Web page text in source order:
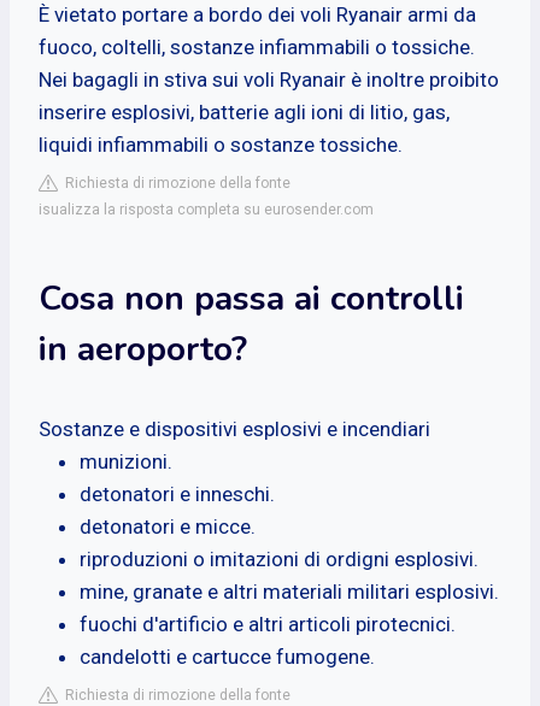
È vietato portare a bordo dei voli Ryanair armi da
fuoco, coltelli, sostanze infiammabili o tossiche.
Nei bagagli in stiva sui voli Ryanair è inoltre proibito
inserire esplosivi, batterie agli ioni di litio, gas,
liquidi infiammabili o sostanze tossiche.
Richiesta di rimozione della fonte
isualizza la risposta completa su eurosender.com
Cosa non passa ai controlli
in aeroporto?
Sostanze e dispositivi esplosivi e incendiari
munizioni.
detonatori e inneschi.
detonatori e micce.
riproduzioni o imitazioni di ordigni esplosivi.
mine, granate e altri materiali militari esplosivi.
fuochi d'artificio e altri articoli pirotecnici.
candelotti e cartucce fumogene.
Richiesta di rimozione della fonte